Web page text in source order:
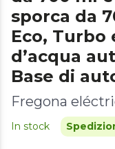
sporca da
Eco, Turbo
d’acqua
Base di
Fregona
In stock